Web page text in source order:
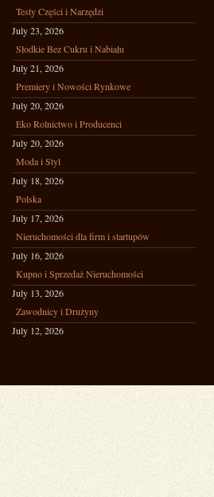
Testy Części i Narzędzi
July 23, 2026
Słodkie Bez Cukru i Nabiału
July 21, 2026
Premiery i Nowości Rynkowe
July 20, 2026
Eko Rolnictwo i Producenci
July 20, 2026
Moda i Styl
July 18, 2026
Polska
July 17, 2026
Nieruchomości dla firm i startupów
July 16, 2026
Kupno i Sprzedaż Nieruchomości
July 13, 2026
Zawodnicy i Drużyny
July 12, 2026